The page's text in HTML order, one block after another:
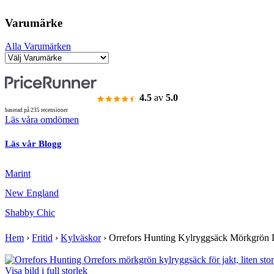
Varumärke
Alla Varumärken
4.5 av 5.0
baserad på 235 recensioner
Läs våra omdömen
Läs vår Blogg
Marint
New England
Shabby Chic
Hem › Fritid › Kylväskor› Orrefors Hunting Kylryggsäck Mörkgrön
Visa bild i full storlek